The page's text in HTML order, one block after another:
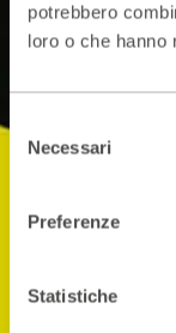
potrebbero
loro o che hanno
Selezione
delNecessari
Preferenze
Statistiche